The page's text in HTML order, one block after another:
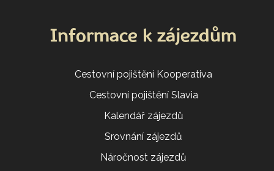
Informace k zájezdům
Cestovní pojištění Kooperativa
Cestovní pojištění Slavia
Kalendář zájezdů
Srovnání zájezdů
Náročnost zájezdů